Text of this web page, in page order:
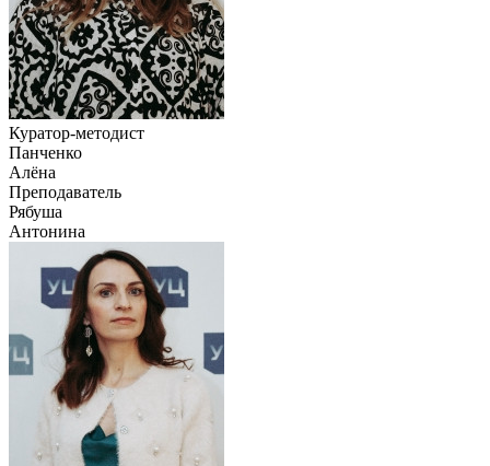
Куратор-методист
Панченко
Алёна
Преподаватель
Рябуша
Антонина